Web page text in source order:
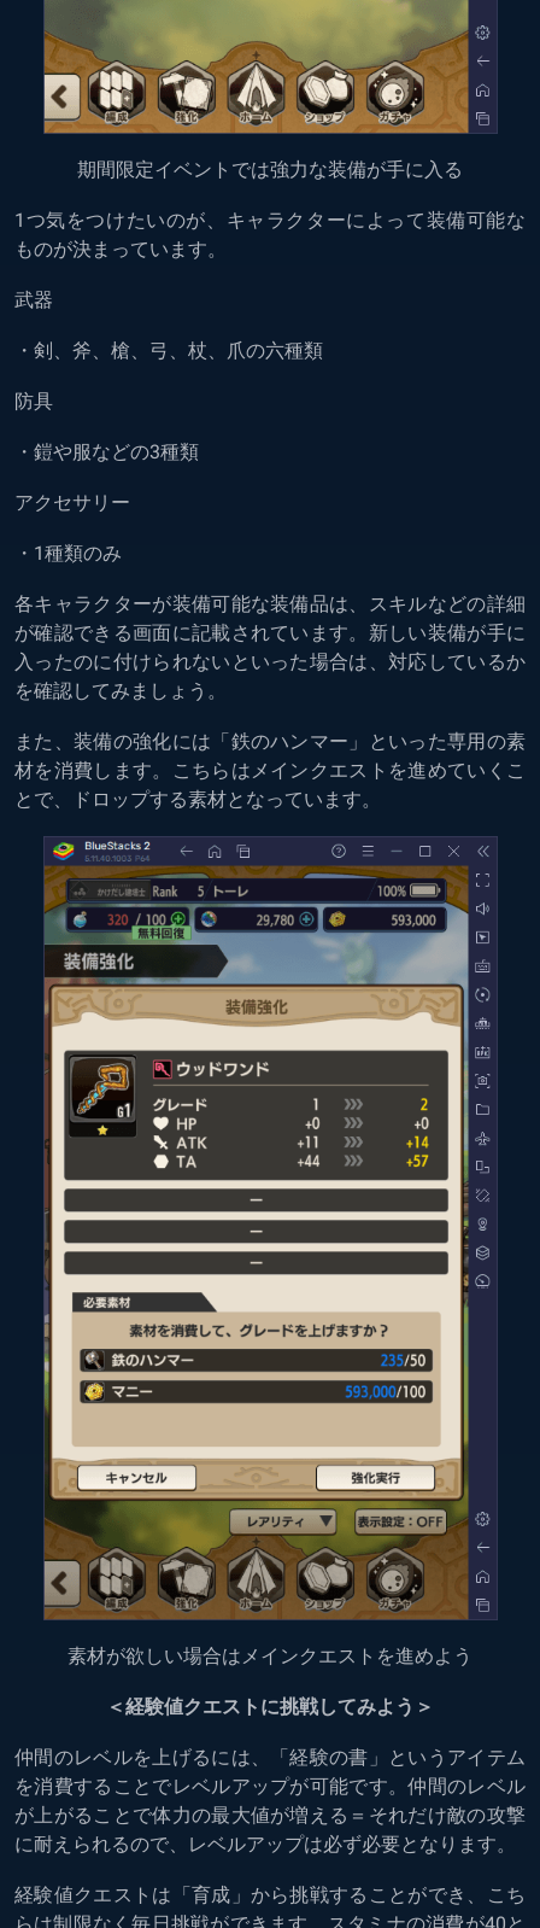
期間限定イベントでは強力な装備が手に入る
1つ気をつけたいのが、キャラクターによって装備可能な
ものが決まっています。
武器
・剣、斧、槍、弓、杖、爪の六種類
防具
・鎧や服などの3種類
アクセサリー
・1種類のみ
各キャラクターが装備可能な装備品は、スキルなどの詳細
が確認できる画面に記載されています。新しい装備が手に
入ったのに付けられないといった場合は、対応しているか
を確認してみましょう。
また、装備の強化には「鉄のハンマー」といった専用の素
材を消費します。こちらはメインクエストを進めていくこ
とで、ドロップする素材となっています。
素材が欲しい場合はメインクエストを進めよう
＜経験値クエストに挑戦してみよう＞
仲間のレベルを上げるには、「経験の書」というアイテム
を消費することでレベルアップが可能です。仲間のレベル
が上がることで体力の最大値が増える＝それだけ敵の攻撃
に耐えられるので、レベルアップは必ず必要となります。
経験値クエストは「育成」から挑戦することができ、こち